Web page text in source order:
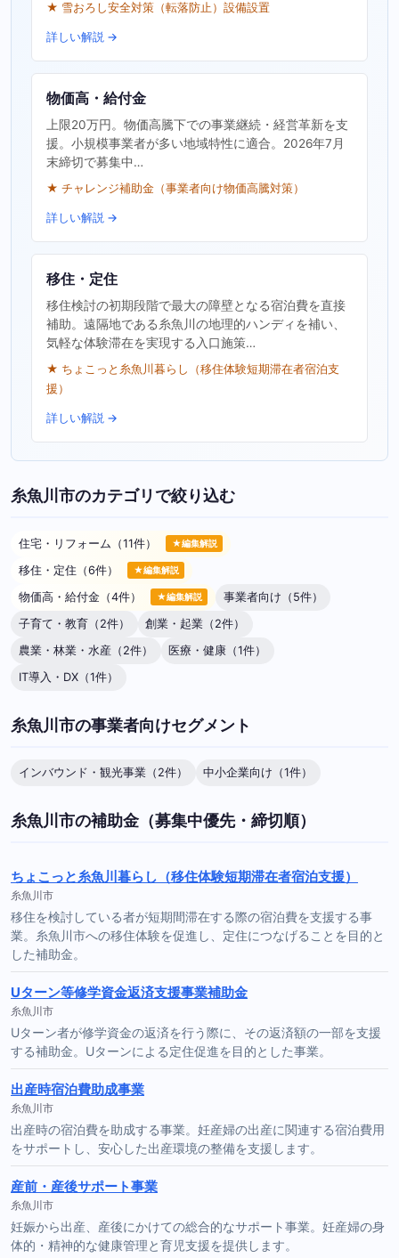
★ 雪おろし安全対策（転落防止）設備設置
詳しい解説 →
物価高・給付金
上限20万円。物価高騰下での事業継続・経営革新を支
援。小規模事業者が多い地域特性に適合。2026年7月
末締切で募集中…
★ チャレンジ補助金（事業者向け物価高騰対策）
詳しい解説 →
移住・定住
移住検討の初期段階で最大の障壁となる宿泊費を直接
補助。遠隔地である糸魚川の地理的ハンディを補い、
気軽な体験滞在を実現する入口施策…
★ ちょこっと糸魚川暮らし（移住体験短期滞在者宿泊支
援）
詳しい解説 →
糸魚川市のカテゴリで絞り込む
住宅・リフォーム（11件） ★編集解説
移住・定住（6件） ★編集解説
物価高・給付金（4件） ★編集解説
事業者向け（5件）
子育て・教育（2件）
創業・起業（2件）
農業・林業・水産（2件）
医療・健康（1件）
IT導入・DX（1件）
糸魚川市の事業者向けセグメント
インバウンド・観光事業（2件） 中小企業向け（1件）
糸魚川市の補助金（募集中優先・締切順）
ちょこっと糸魚川暮らし（移住体験短期滞在者宿泊支援）
糸魚川市
移住を検討している者が短期間滞在する際の宿泊費を支援する事
業。糸魚川市への移住体験を促進し、定住につなげることを目的と
した補助金。
Uターン等修学資金返済支援事業補助金
糸魚川市
Uターン者が修学資金の返済を行う際に、その返済額の一部を支援
する補助金。Uターンによる定住促進を目的とした事業。
出産時宿泊費助成事業
糸魚川市
出産時の宿泊費を助成する事業。妊産婦の出産に関連する宿泊費用
をサポートし、安心した出産環境の整備を支援します。
産前・産後サポート事業
糸魚川市
妊娠から出産、産後にかけての総合的なサポート事業。妊産婦の身
体的・精神的な健康管理と育児支援を提供します。